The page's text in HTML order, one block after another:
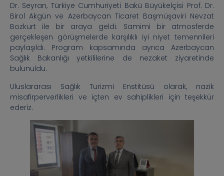
Dr. Seyran, Türkiye Cumhuriyeti Bakü Büyükelçisi Prof. Dr.
Birol Akgün ve Azerbaycan Ticaret Başmüşaviri Nevzat
Bozkurt ile bir araya geldi. Samimi bir atmosferde
gerçekleşen görüşmelerde karşılıklı iyi niyet temennileri
paylaşıldı. Program kapsamında ayrıca Azerbaycan
Sağlık Bakanlığı yetkililerine de nezaket ziyaretinde
bulunuldu.
Uluslararası Sağlık Turizmi Enstitüsü olarak, nazik
misafirperverlikleri ve içten ev sahiplikleri için teşekkür
ederiz.